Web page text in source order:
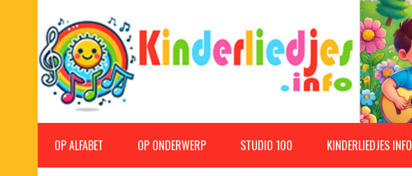
Kinderliedjes
OP ALFABET OP ONDERWERP STUDIO 100 KINDERLIEDJES INFO